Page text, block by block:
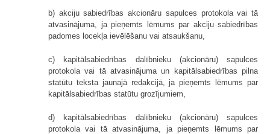
b) akciju sabiedrības akcionāru sapulces protokola vai tā
atvasinājuma, ja pieņemts lēmums par akciju sabiedrības
padomes locekļa ievēlēšanu vai atsaukšanu,
c) kapitālsabiedrības dalībnieku (akcionāru) sapulces
protokola vai tā atvasinājuma un kapitālsabiedrības pilna
statūtu teksta jaunajā redakcijā, ja pieņemts lēmums par
kapitālsabiedrības statūtu grozījumiem,
d) kapitālsabiedrības dalībnieku (akcionāru) sapulces
protokola vai tā atvasinājuma, ja pieņemts lēmums par